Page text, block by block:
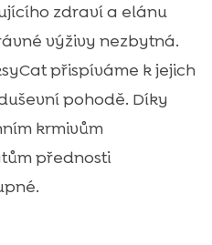
zdraví a elánu
výživy nezbytná.
přispíváme k jejich
pohodě. Díky
krmivům
přednosti